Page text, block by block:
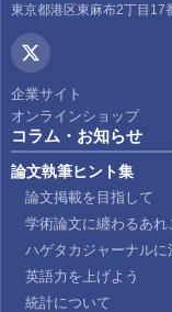
東京都港区東麻布2丁目17
企業サイト
オンラインショップ
コラム・お知らせ
論文執筆ヒント集
論文掲載を目指して
学術論文に纏わるあれ
ハゲタカジャーナルに
英語力を上げよう
統計について